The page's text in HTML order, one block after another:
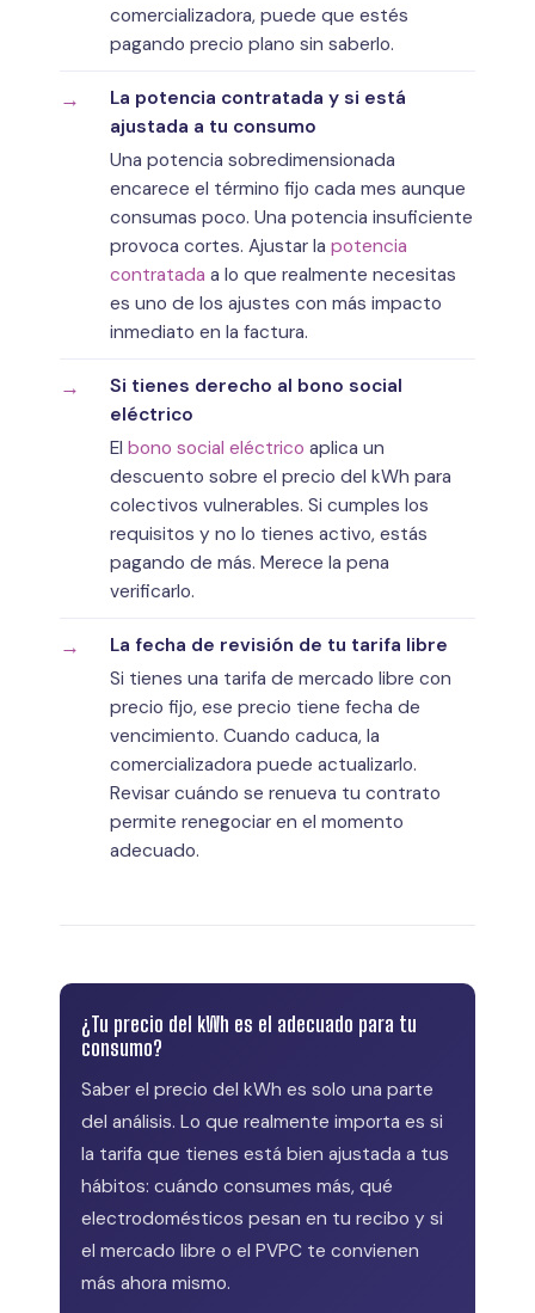
comercializadora, puede que estés
pagando precio plano sin saberlo.
La potencia contratada y si está
ajustada a tu consumo
Una potencia sobredimensionada
encarece el término fijo cada mes aunque
consumas poco. Una potencia insuficiente
provoca cortes. Ajustar la potencia
contratada a lo que realmente necesitas
es uno de los ajustes con más impacto
inmediato en la factura.
Si tienes derecho al bono social
eléctrico
El bono social eléctrico aplica un
descuento sobre el precio del kWh para
colectivos vulnerables. Si cumples los
requisitos y no lo tienes activo, estás
pagando de más. Merece la pena
verificarlo.
La fecha de revisión de tu tarifa libre
Si tienes una tarifa de mercado libre con
precio fijo, ese precio tiene fecha de
vencimiento. Cuando caduca, la
comercializadora puede actualizarlo.
Revisar cuándo se renueva tu contrato
permite renegociar en el momento
adecuado.
¿Tu precio del kWh es el adecuado para tu
consumo?
Saber el precio del kWh es solo una parte
del análisis. Lo que realmente importa es si
la tarifa que tienes está bien ajustada a tus
hábitos: cuándo consumes más, qué
electrodomésticos pesan en tu recibo y si
el mercado libre o el PVPC te convienen
más ahora mismo.